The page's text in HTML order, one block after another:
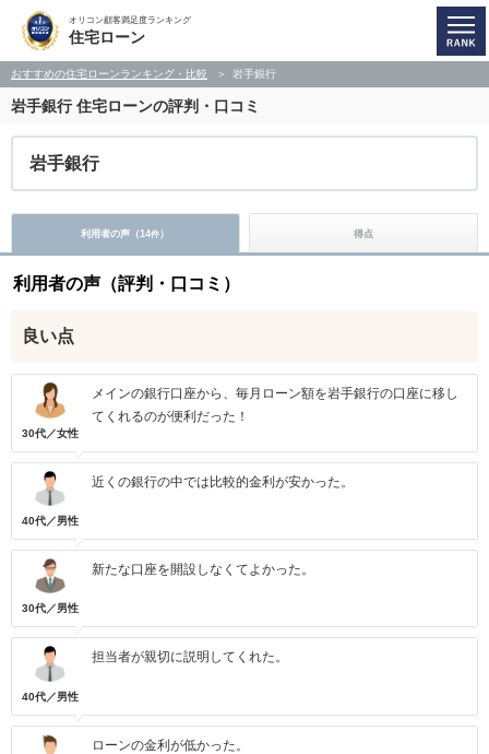
オリコン顧客満足度ランキング
住宅ローン
おすすめの住宅ローンランキング・比較 岩手銀行
岩手銀行住宅ローンの評判・口コミ
岩手銀行
利用者の声（14件） 得点
利用者の声（評判・口コミ）
良い点
30代／女性
メインの銀行口座から、毎月ローン額を岩手銀行の口座に移し
てくれるのが便利だった！
40代／男性
近くの銀行の中では比較的金利が安かった。
30代／男性
新たな口座を開設しなくてよかった。
40代／男性
担当者が親切に説明してくれた。
ローンの金利が低かった。